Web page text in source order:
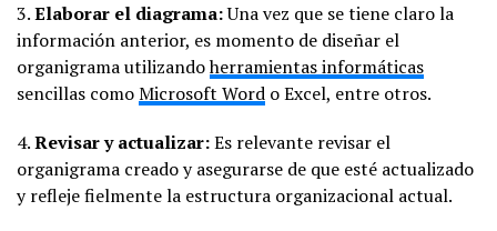
3.Elaborar el diagrama:Una vez que se tiene claro la
información anterior, es momento de diseñar el
organigrama utilizandoherramientas informáticas
sencillas comoMicrosoft Word o Excel, entre otros.
4.Revisar y actualizar:Es relevante revisar el
organigrama creado y asegurarse de que esté actualizado
y refleje fielmente la estructura organizacional actual.